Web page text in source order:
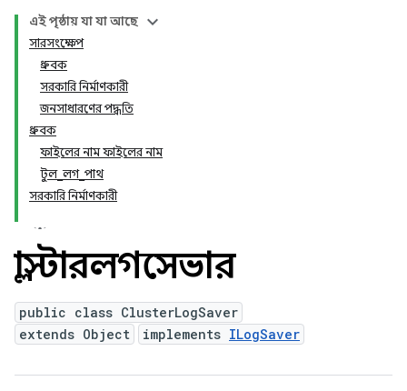
এই পৃষ্ঠায় যা যা আছে
সারসংক্ষেপ
ধ্রুবক
সরকারি নির্মাণকারী
জনসাধারণের পদ্ধতি
ধ্রুবক
ফাইলের নাম ফাইলের নাম
টুল_লগ_পাথ
সরকারি নির্মাণকারী
ক্লাস্টারলগসেভার
public class ClusterLogSaver
extends Object
implements ILogSaver